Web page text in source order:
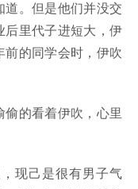
。但是他们并没交
里代子进短大，伊
的同学会时，伊吹
偷的看着伊吹，心里
现己是很有男子气